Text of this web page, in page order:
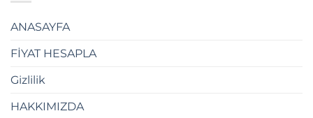
ANASAYFA
FİYAT HESAPLA
Gizlilik
HAKKIMIZDA